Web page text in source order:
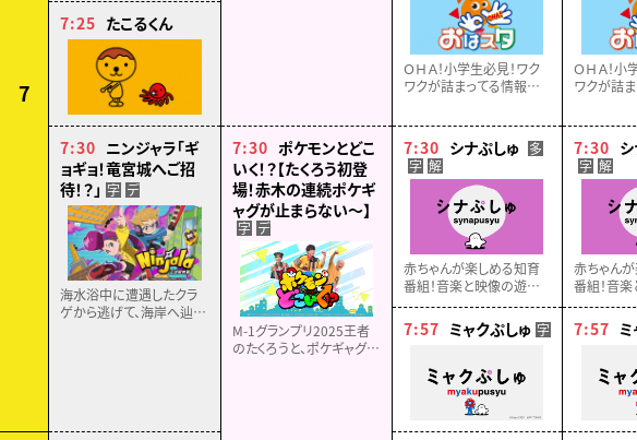
7
7:25 たこるくん
7:30 ニンジャラ「ギ
ョギョ！竜宮城へご招
待！？」 字 デ
海水浴中に遭遇したクラ
ゲから逃げて、海岸へ辿り
7:30 ポケモンとどこ
いく！？【たくろう初登
場！赤木の連続ポケギ
ャグが止まらない～】
字 デ
M-1グランプリ2025王者
のたくろうと、ポケギャグ輪
ＯＨＡ！小学生必見！ワク
ワクが詰まってる情報ステ
メ、映画など…見逃せない
最新情報をお届け！！
7:30 シナぷしゅ
多
字 解
赤ちゃんが楽しめる知育
番組！音楽と映像の遊び、
ことば、食育、自然など▽
東大赤ちゃんラボ監修
7:57 ミャクぷしゅ 字
ＯＨＡ！小
ワクが詰ま
メ、映画
最新情報を
7:30
字 解
赤ちゃん
番組！音楽
ことば、
東大赤ちゃ
7:57